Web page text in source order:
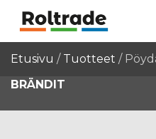
Etusivu / Tuotteet /
BRÄNDIT